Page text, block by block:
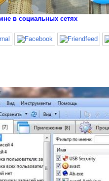
в социальных сетях